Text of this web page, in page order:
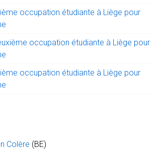
occupation étudiante à Liège pour
occupation étudiante à Liège pour
occupation étudiante à Liège pour
Colère (BE)